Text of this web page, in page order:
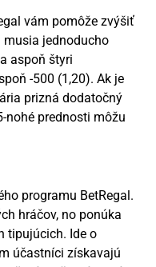
vám pomôže zvýšiť
musia jednoducho
aspoň štyri
-500 (1,20). Ak je
prizná dodatočný
nohé prednosti môžu
programu BetRegal.
hráčov, no ponúka
tipujúcich. Ide o
účastníci získavajú